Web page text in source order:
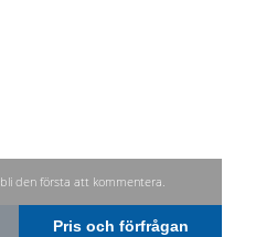
den första att kommentera.
Pris och förfrågan